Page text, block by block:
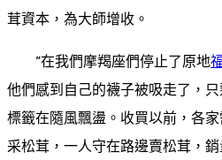
茸資本，為大師增收。
“在我們摩羯座們停止了原地
他們感到自己的襪子被吸走了，
標籤在隨風飄盪。收買以前，各
采松茸，一人守在路邊賣松茸，銷